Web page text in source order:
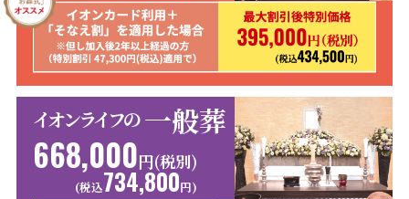
イオンライフの 一般葬
668,000円(税別)
(税込734,800円)